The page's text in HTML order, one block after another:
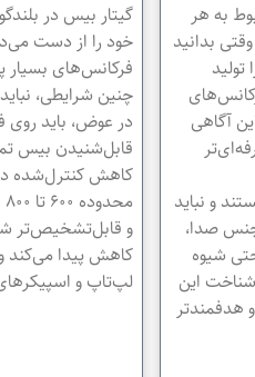
به هر
بدانید
آگاهی
و نباید
جنس صدا،
شیوه
این
هدفمندتر
گیتار بیس در
خود را از دست
فرکانس‌های بسیار
چنین شرایطی،
در عوض، باید روی
قابل‌شنیدن بیس
و قابل‌تشخیص‌تر
کاهش پیدا می‌کند
لپ‌تاپ و